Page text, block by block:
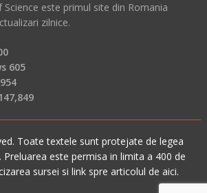
Science este primul site din Romania
zilnice.
605
Toate textele sunt protejate de legea
este permisa in limita a 400 de
sursei si link spre articolul de aici.